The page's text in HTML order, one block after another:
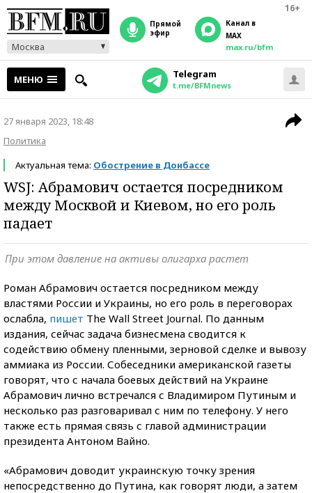
16+
Москва
прямой
эфир
Канал в
MAX
max.ru/bfm
МЕНЮ Telegram
t.me/BFMnews
27 января 2023, 18:48
Политика
Актуальная тема: Обострение в Донбассе
WSJ: Абрамович остается посредником
между Москвой и Киевом, но его роль
падает
При этом давление на активы олигарха растет
Роман Абрамович остается посредником между
властями России и Украины, но его роль в переговорах
ослабла, пишет The Wall Street Journal. По данным
издания, сейчас задача бизнесмена сводится к
содействию обмену пленными, зерновой сделке и вывозу
аммиака из России. Собеседники американской газеты
говорят, что с начала боевых действий на Украине
Абрамович лично встречался с Владимиром Путиным и
несколько раз разговаривал с ним по телефону. У него
также есть прямая связь с главой администрации
президента Антоном Вайно.
«Абрамович доводит украинскую точку зрения
непосредственно до Путина, как говорят люди, а затем